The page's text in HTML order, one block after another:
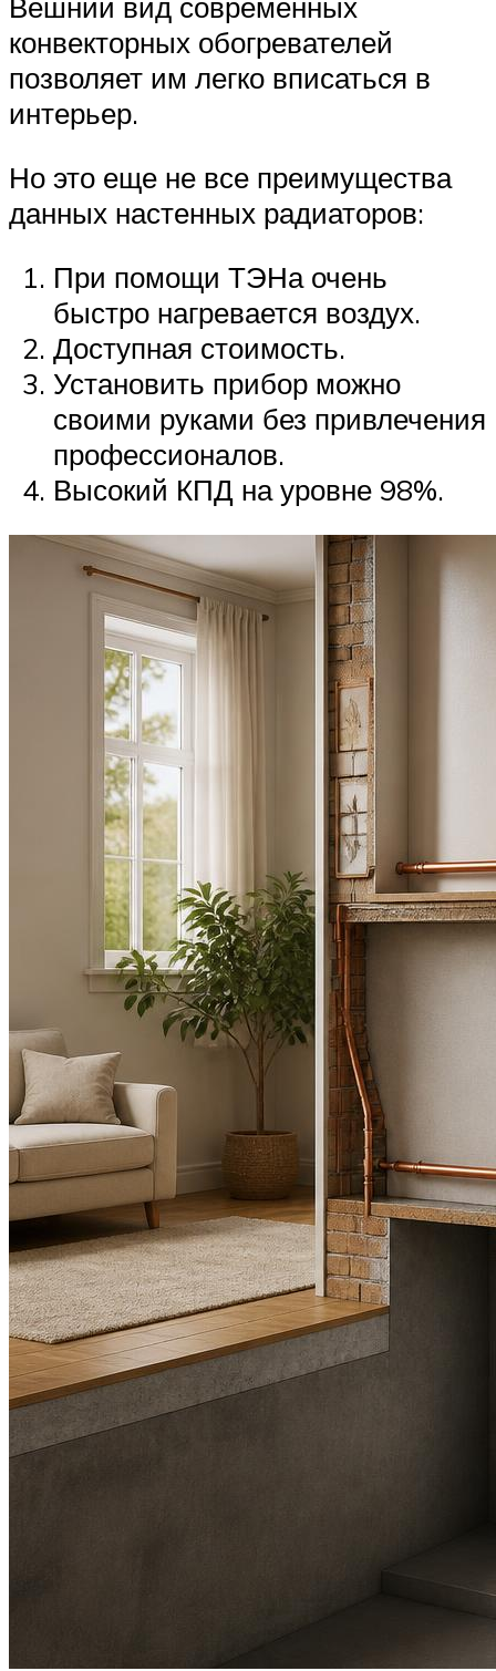
конвекторных обогревателей
позволяет им легко вписаться в
интерьер.
Но это еще не все преимущества
данных настенных радиаторов:
При помощи ТЭНа очень
быстро нагревается воздух.
Доступная стоимость.
Установить прибор можно
своими руками без привлечения
профессионалов.
Высокий КПД на уровне 98%.